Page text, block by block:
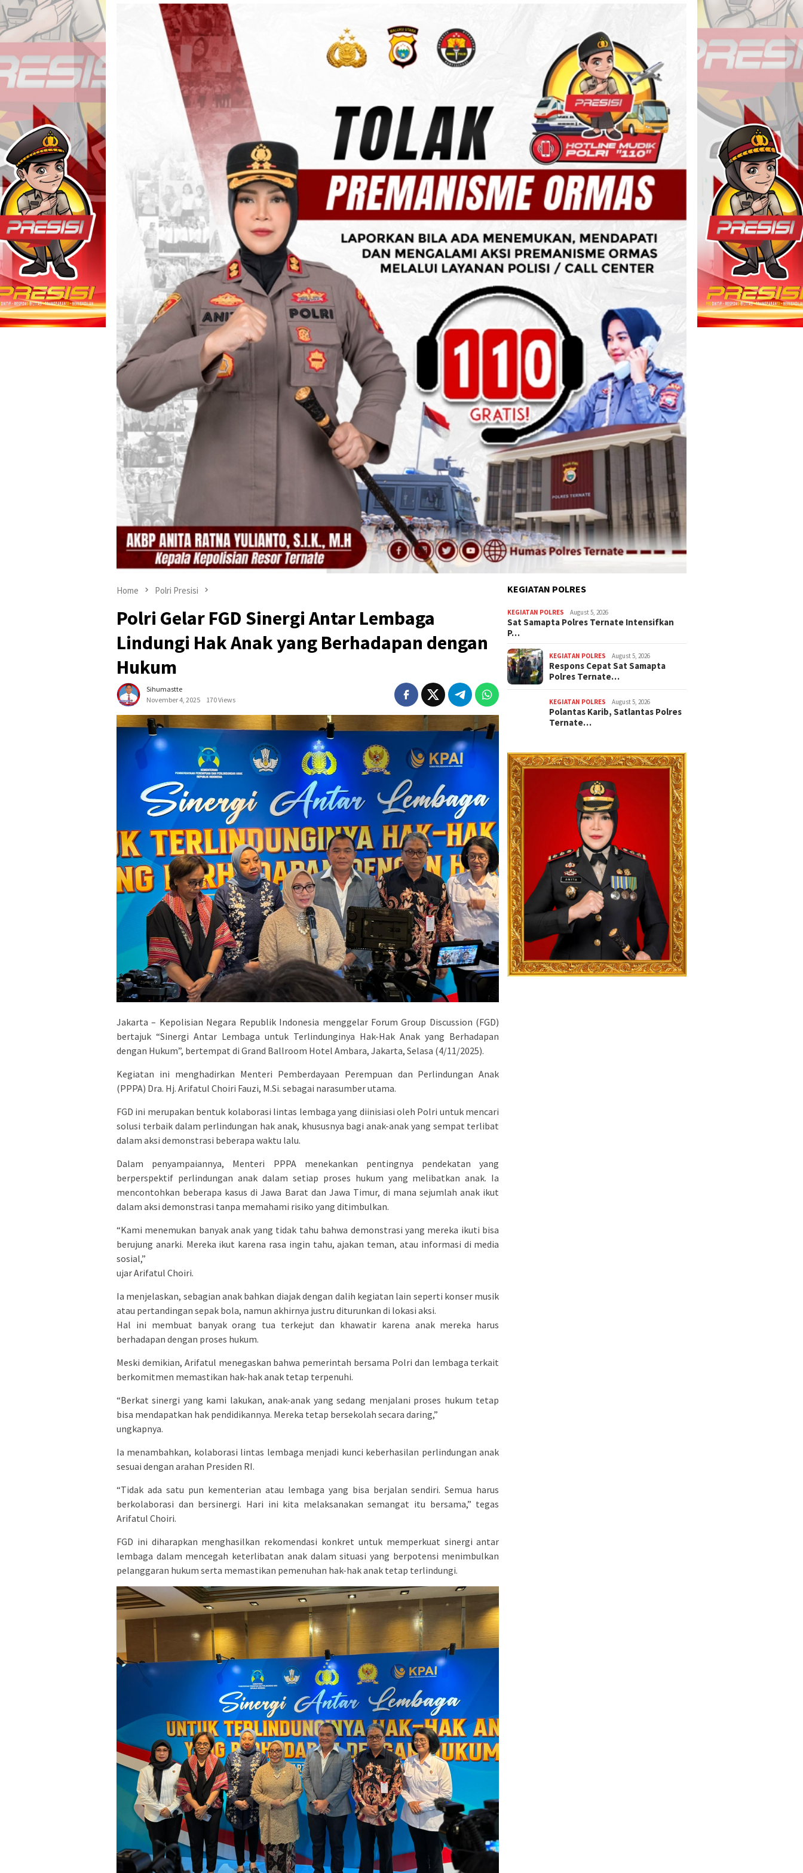
Home Polri Presisi
Polri Gelar FGD Sinergi Antar Lembaga
Lindungi Hak Anak yang Berhadapan dengan
Hukum
Sihumastte
November 4, 2025
170 Views
Jakarta – Kepolisian Negara Republik Indonesia menggelar Forum Group Discussion (FGD)
bertajuk “Sinergi Antar Lembaga untuk Terlindunginya Hak-Hak Anak yang Berhadapan
dengan Hukum”, bertempat di Grand Ballroom Hotel Ambara, Jakarta, Selasa (4/11/2025).
Kegiatan ini menghadirkan Menteri Pemberdayaan Perempuan dan Perlindungan Anak
(PPPA) Dra. Hj. Arifatul Choiri Fauzi, M.Si. sebagai narasumber utama.
FGD ini merupakan bentuk kolaborasi lintas lembaga yang diinisiasi oleh Polri untuk mencari
solusi terbaik dalam perlindungan hak anak, khususnya bagi anak-anak yang sempat terlibat
dalam aksi demonstrasi beberapa waktu lalu.
Dalam penyampaiannya, Menteri PPPA menekankan pentingnya pendekatan yang
berperspektif perlindungan anak dalam setiap proses hukum yang melibatkan anak. Ia
mencontohkan beberapa kasus di Jawa Barat dan Jawa Timur, di mana sejumlah anak ikut
dalam aksi demonstrasi tanpa memahami risiko yang ditimbulkan.
“Kami menemukan banyak anak yang tidak tahu bahwa demonstrasi yang mereka ikuti bisa
berujung anarki. Mereka ikut karena rasa ingin tahu, ajakan teman, atau informasi di media
sosial,”
ujar Arifatul Choiri.
Ia menjelaskan, sebagian anak bahkan diajak dengan dalih kegiatan lain seperti konser musik
atau pertandingan sepak bola, namun akhirnya justru diturunkan di lokasi aksi.
Hal ini membuat banyak orang tua terkejut dan khawatir karena anak mereka harus
berhadapan dengan proses hukum.
Meski demikian, Arifatul menegaskan bahwa pemerintah bersama Polri dan lembaga terkait
berkomitmen memastikan hak-hak anak tetap terpenuhi.
“Berkat sinergi yang kami lakukan, anak-anak yang sedang menjalani proses hukum tetap
bisa mendapatkan hak pendidikannya. Mereka tetap bersekolah secara daring,”
ungkapnya.
Ia menambahkan, kolaborasi lintas lembaga menjadi kunci keberhasilan perlindungan anak
sesuai dengan arahan Presiden RI.
“Tidak ada satu pun kementerian atau lembaga yang bisa berjalan sendiri. Semua harus
berkolaborasi dan bersinergi. Hari ini kita melaksanakan semangat itu bersama,” tegas
Arifatul Choiri.
FGD ini diharapkan menghasilkan rekomendasi konkret untuk memperkuat sinergi antar
lembaga dalam mencegah keterlibatan anak dalam situasi yang berpotensi menimbulkan
pelanggaran hukum serta memastikan pemenuhan hak-hak anak tetap terlindungi.
KEGIATAN POLRES
KEGIATAN POLRES August 5, 2026
Sat Samapta Polres Ternate Intensifkan
P…
KEGIATAN POLRES August 5, 2026
Respons Cepat Sat Samapta
Polres Ternate…
KEGIATAN POLRES August 5, 2026
Polantas Karib, Satlantas Polres
Ternate…